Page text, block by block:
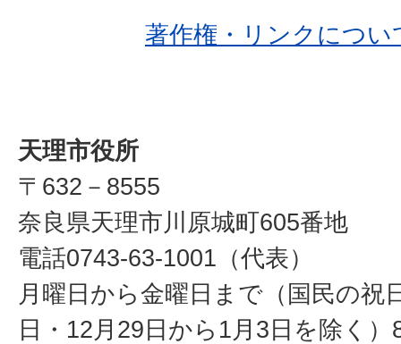
著作権・リンクについ
天理市役所
〒632－8555
奈良県天理市川原城町605番地
電話0743-63-1001（代表）
月曜日から金曜日まで（国民の祝
日・12月29日から1月3日を除く